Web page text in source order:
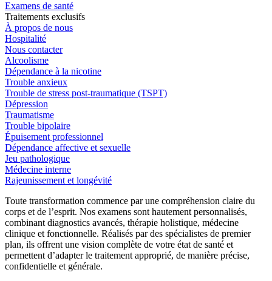
Examens de santé
Traitements exclusifs
À propos de nous
Hospitalité
Nous contacter
Alcoolisme
Dépendance à la nicotine
Trouble anxieux
Trouble de stress post-traumatique (TSPT)
Dépression
Traumatisme
Trouble bipolaire
Épuisement professionnel
Dépendance affective et sexuelle
Jeu pathologique
Médecine interne
Rajeunissement et longévité
Toute transformation commence par une compréhension claire du
corps et de l’esprit. Nos examens sont hautement personnalisés,
combinant diagnostics avancés, thérapie holistique, médecine
clinique et fonctionnelle. Réalisés par des spécialistes de premier
plan, ils offrent une vision complète de votre état de santé et
permettent d’adapter le traitement approprié, de manière précise,
confidentielle et générale.